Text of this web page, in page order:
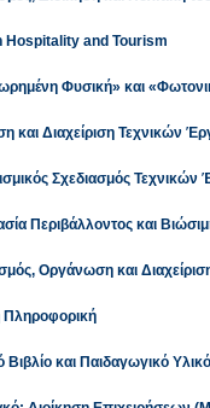
Hospitality and Tourism
Φυσική» και
και Διαχείριση Τεχνικών
Σχεδιασμός
Περιβάλλοντος και
Οργάνωση και
Πληροφορική
Βιβλίο και Παιδαγωγικό Υλικό